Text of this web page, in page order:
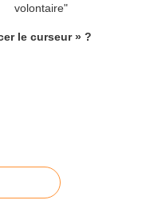
le curseur » ?